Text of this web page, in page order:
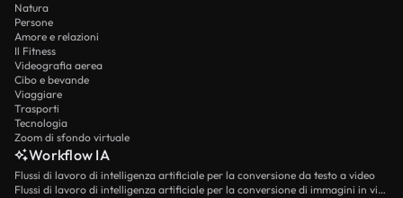
Natura
Persone
Amore e relazioni
Il Fitness
Videografia aerea
Cibo e bevande
Viaggiare
Trasporti
Tecnologia
Zoom di sfondo virtuale
Workflow IA
Flussi di lavoro di intelligenza artificiale per la conversione da testo a video
Flussi di lavoro di intelligenza artificiale per la conversione di immagini in video